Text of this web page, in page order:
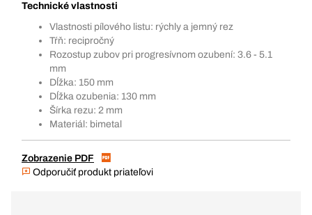
Technické vlastnosti
Vlastnosti pílového listu: rýchly a jemný rez
Tŕň: recipročný
Rozostup zubov pri progresívnom ozubení: 3.6 - 5.1
mm
Dĺžka: 150 mm
Dĺžka ozubenia: 130 mm
Šírka rezu: 2 mm
Materiál: bimetal
Zobrazenie PDF
Odporučiť produkt priateľovi